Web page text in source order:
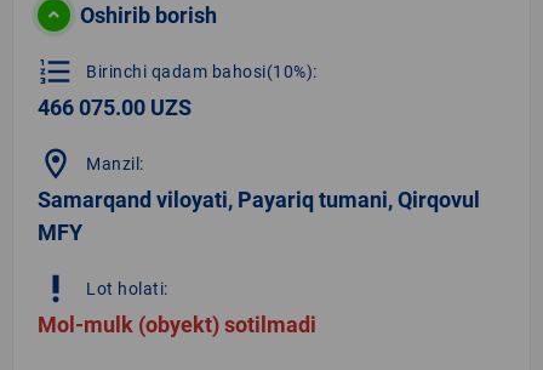
Oshirib borish
format_list_numbered Birinchi qadam bahosi(10%):
466 075.00 UZS
location_on Manzil:
Samarqand viloyati, Payariq tumani, Qirqovul
MFY
priority_high Lot holati:
Mol-mulk (obyekt) sotilmadi